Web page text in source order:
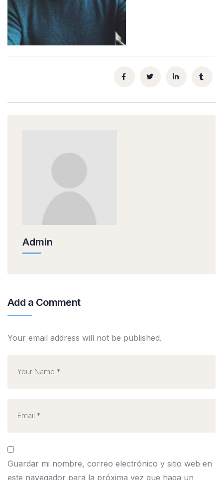
Admin
Add a Comment
Your email address will not be published.
Guardar mi nombre, correo electrónico y sitio web en
este navegador para la próxima vez que haga un